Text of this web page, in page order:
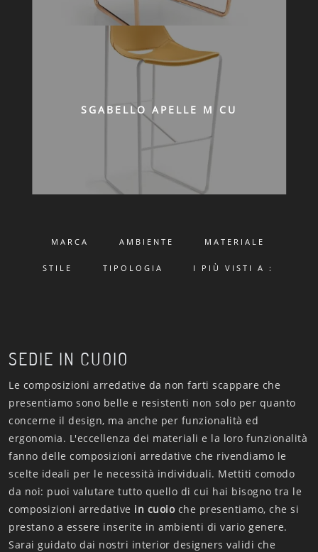
SGABELLO APELLE M CU
MARCA AMBIENTE MATERIALE
STILE TIPOLOGIA I PIÙ VISTI A :
SEDIE IN CUOIO
Le composizioni arredative da non farti scappare che
presentiamo sono belle e resistenti non solo per quanto
concerne il design, ma anche per funzionalità ed
ergonomia. L'eccellenza dei materiali e la loro funzionalità
fanno delle composizioni arredative che rivendiamo le
scelte ideali per le necessità individuali. Mettiti comodo
da noi: puoi valutare tutto quello di cui hai bisogno tra le
composizioni arredative in cuoioche presentiamo, che si
prestano a essere inserite in ambienti di vario genere.
Sarai guidato dai nostri interior designers validi che